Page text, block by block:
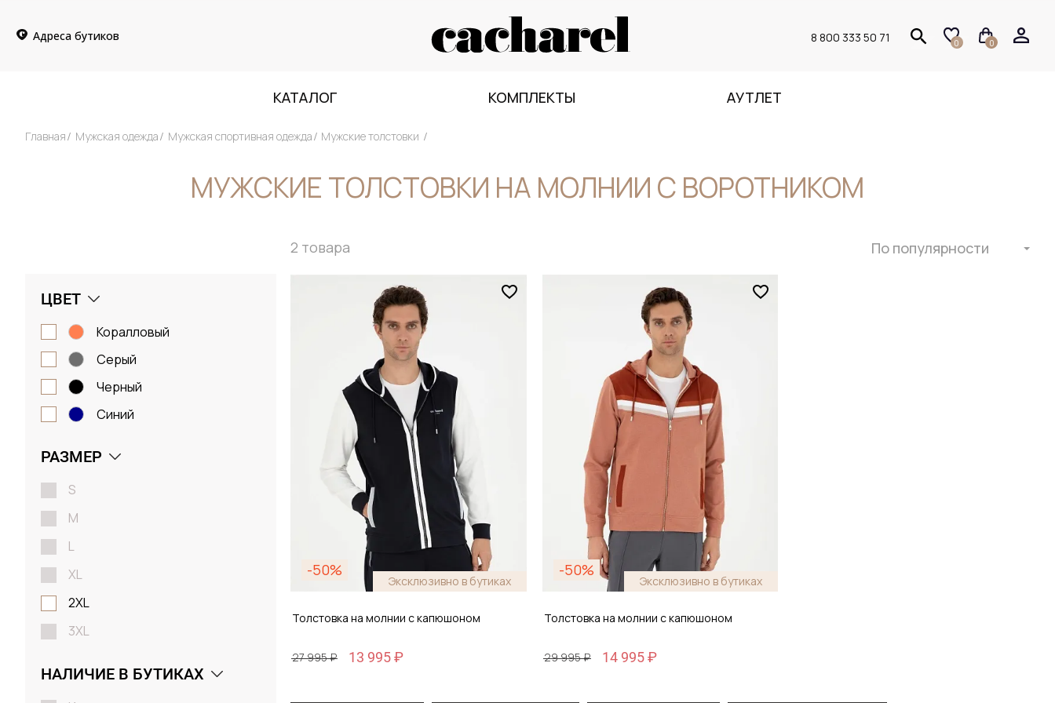
Адреса бутиков 8 800 333 50 71 0 0
КАТАЛОГ КОМПЛЕКТЫ АУТЛЕТ
Главная Мужская одежда Мужская спортивная одежда Мужские толстовки
МУЖСКИЕ ТОЛСТОВКИ НА МОЛНИИ С ВОРОТНИКОМ
ЦВЕТ
коралловый
серый
черный
синий
РАЗМЕР
S
M
L
XL
2XL
3XL
НАЛИЧИЕ В БУТИКАХ
2 товара По популярности
-50%
Эксклюзивно в бутиках
Толстовка на молнии с капюшоном
27 995 ₽ 13 995 ₽
-50%
Эксклюзивно в бутиках
Толстовка на молнии с капюшоном
29 995 ₽ 14 995 ₽